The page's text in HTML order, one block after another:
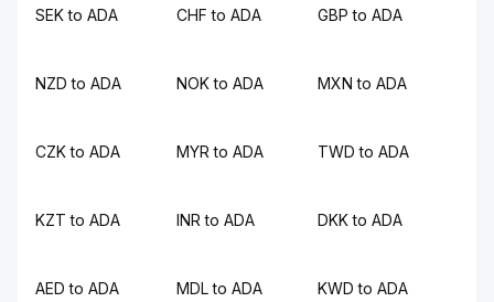
SEK to ADA CHF to ADA GBP to ADA
NZD to ADA NOK to ADA MXN to ADA
CZK to ADA MYR to ADA TWD to ADA
KZT to ADA INR to ADA DKK to ADA
AED to ADA MDL to ADA KWD to ADA